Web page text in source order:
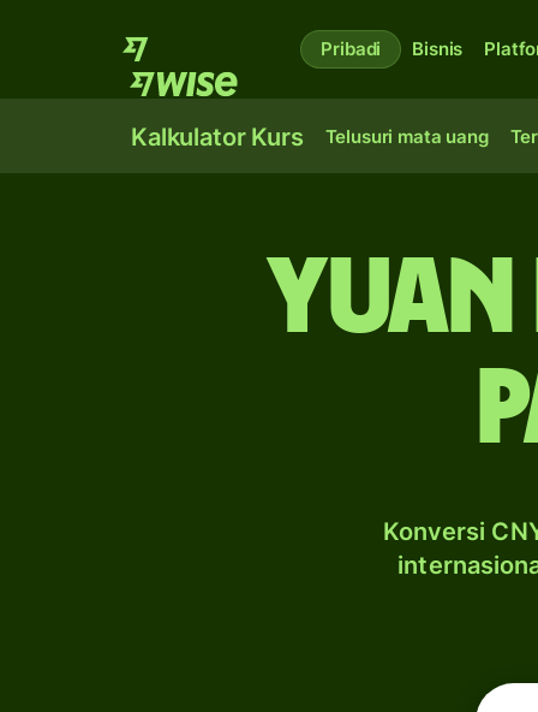
Pribadi Bisnis
Kalkulator Kurs Telusuri mata uang
yuan
Konversi